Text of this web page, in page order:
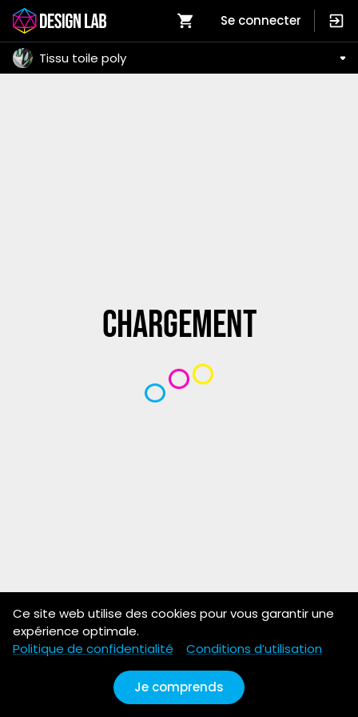
Tissu toile poly
Se connecter
Chargement
Ce site web utilise des cookies pour vous garantir une
expérience optimale.
Politique de confidentialité
Conditions d’utilisation
Je comprends